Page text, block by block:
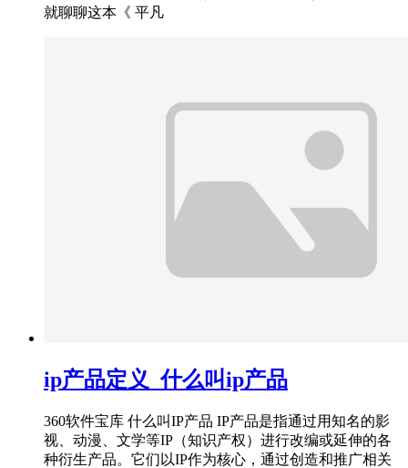
就聊聊这本《 平凡
ip产品定义_什么叫ip产品
360软件宝库 什么叫IP产品 IP产品是指通过用知名的影
视、动漫、文学等IP（知识产权）进行改编或延伸的各
种衍生产品。它们以IP作为核心，通过创造和推广相关